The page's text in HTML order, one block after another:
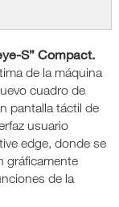
S” Compact.
de la máquina
cuadro de
pantalla táctil de
usuario
edge, donde se
gráficamente
de la